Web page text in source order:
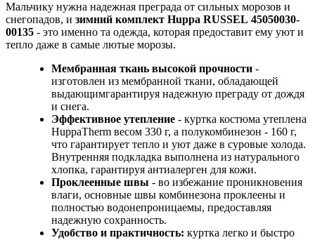
Мальчику нужна надежная преграда от сильных морозов и
снегопадов, и зимний комплект Huppa RUSSEL 45050030-
00135 - это именно та одежда, которая предоставит ему уют и
тепло даже в самые лютые морозы.
Мембранная ткань высокой прочности -
изготовлен из мембранной ткани, обладающей
выдающимгарантируя надежную преграду от дождя
и снега.
Эффективное утепление - куртка костюма утеплена
HuppaTherm весом 330 г, а полукомбинезон - 160 г,
что гарантирует тепло и уют даже в суровые холода.
Внутренняя подкладка выполнена из натурального
хлопка, гарантируя антиалерген для кожи.
Проклеенные швы - во избежание проникновения
влаги, основные швы комбинезона проклеены и
полностью водонепроницаемы, предоставляя
надежную сохранность.
Удобство и практичность: куртка легко и быстро